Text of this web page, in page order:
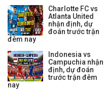
định.
Charlotte FC vs
Atlanta United
nhận định, dự
đoán trước trận
đêm nay
Indonesia vs
Campuchia nhận
định, dự đoán
trước trận đêm
nay